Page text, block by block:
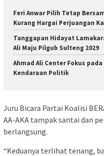
Feri Anwar Pilih Tetap
Kurang Hargai Perjuangan
Tanggapan Hidayat
Ali Maju Pilgub Sulteng 2029
Ahmad Ali Center Fokus
Kendaraan Politik
Juru Bicara Partai Koalisi
AA-AKA tampak santai dan
berlangsung.
“Keduanya terlihat tenang,